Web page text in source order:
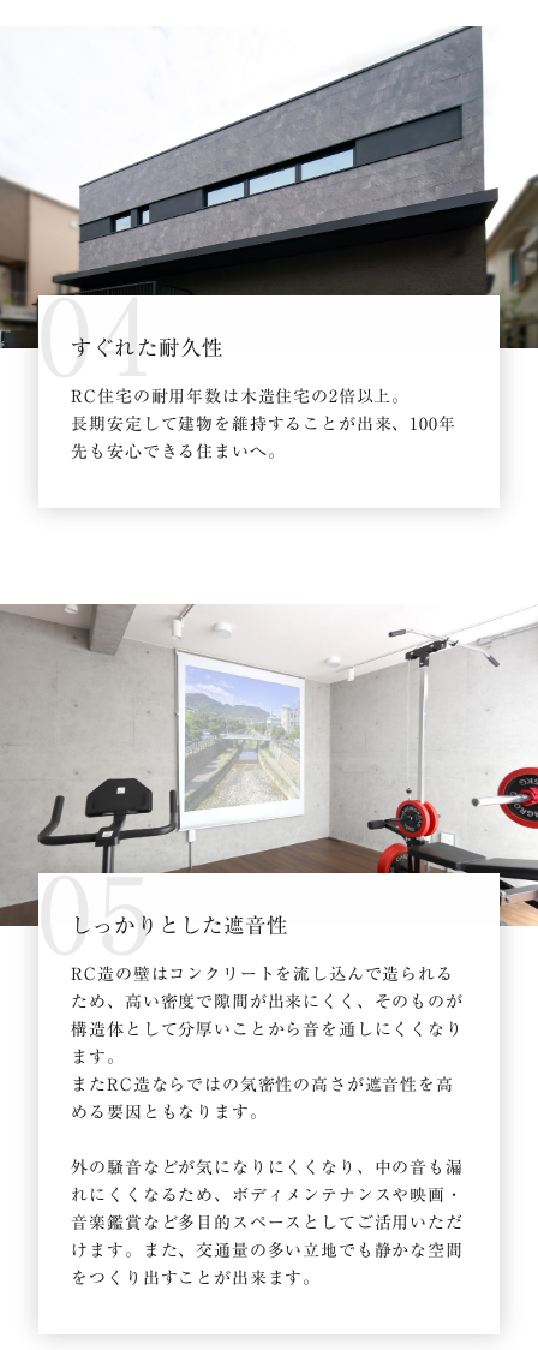
04
すぐれた耐久性
RC住宅の耐用年数は木造住宅の2倍以上。
長期安定して建物を維持することが出来、100年
先も安心できる住まいへ。
05
しっかりとした遮音性
RC造の壁はコンクリートを流し込んで造られる
ため、高い密度で隙間が出来にくく、そのものが
構造体として分厚いことから音を通しにくくなり
ます。
またRC造ならではの気密性の高さが遮音性を高
める要因ともなります。
外の騒音などが気になりにくくなり、中の音も漏
れにくくなるため、ボディメンテナンスや映画・
音楽鑑賞など多目的スペースとしてご活用いただ
けます。また、交通量の多い立地でも静かな空間
をつくり出すことが出来ます。